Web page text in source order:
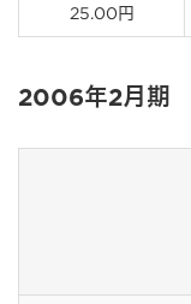
25.00円
2006年2月期